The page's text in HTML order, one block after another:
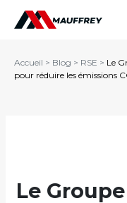
Accueil > Blog > RSE > Le
pour réduire les émissions
Le